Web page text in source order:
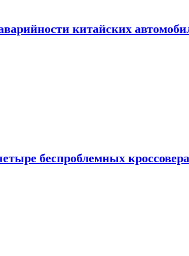
китайских
беспроблемных